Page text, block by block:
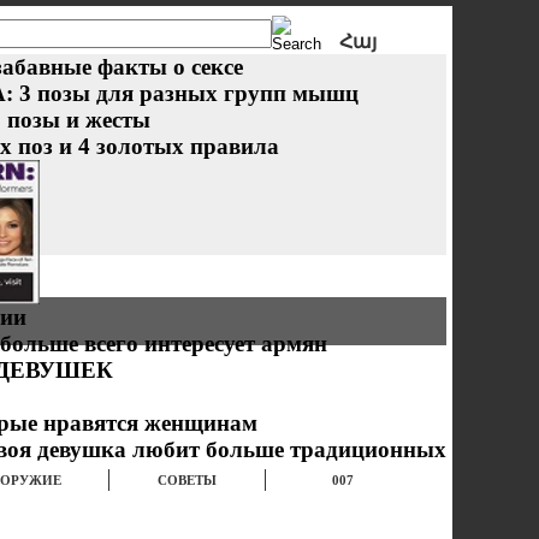
Հայ
факты о сексе
позы для разных групп мышц
позы и жесты
поз и 4 золотых правила
всего интересует армян
нравятся женщинам
девушка любит больше традиционных
ОРУЖИЕ СОВЕТЫ 007